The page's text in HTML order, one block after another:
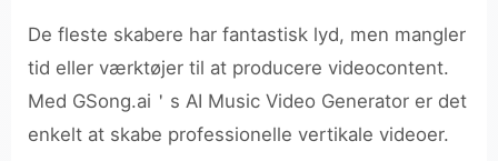
De fleste skabere har fantastisk lyd, men mangler
tid eller værktøjer til at producere videocontent.
Med GSong.ai＇s AI Music Video Generator er det
enkelt at skabe professionelle vertikale videoer.